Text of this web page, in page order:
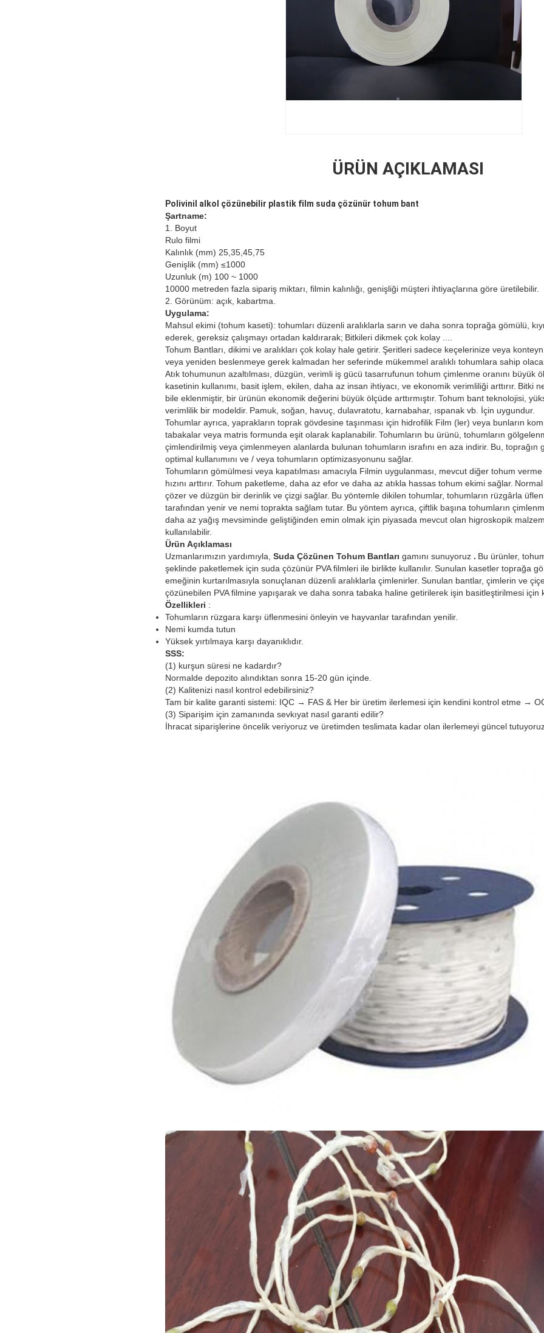
ÜRÜN AÇIKLAMASI
Polivinil alkol çözünebilir plastik film suda çözünür tohum bant
Şartname:
1. Boyut
Rulo filmi
Kalınlık (mm) 25,35,45,75
Genişlik (mm) ≤1000
Uzunluk (m) 100 ~ 1000
10000 metreden fazla sipariş miktarı, filmin kalınlığı, genişliği müşteri ihtiyaçlarına göre üretilebilir.
2. Görünüm: açık, kabartma.
Uygulama:
Mahsul ekimi (tohum kaseti): tohumları düzenli aralıklarla sarın ve daha sonra toprağa gömülü,
ederek, gereksiz çalışmayı ortadan kaldırarak; Bitkileri dikmek çok kolay ....
Tohum Bantları, dikimi ve aralıkları çok kolay hale getirir. Şeritleri sadece keçelerinize veya
veya yeniden beslenmeye gerek kalmadan her seferinde mükemmel aralıklı tohumlara sahip
Atık tohumunun azaltılması, düzgün, verimli iş gücü tasarrufunun tohum çimlenme oranını büyük
kasetinin kullanımı, basit işlem, ekilen, daha az insan ihtiyacı, ve ekonomik verimliliği arttırır. Bitki
bile eklenmiştir, bir ürünün ekonomik değerini büyük ölçüde arttırmıştır. Tohum bant teknolojisi,
verimlilik bir modeldir. Pamuk, soğan, havuç, dulavratotu, karnabahar, ıspanak vb. İçin uygundur.
Tohumlar ayrıca, yaprakların toprak gövdesine taşınması için hidrofilik Film (ler) veya bunların
tabakalar veya matris formunda eşit olarak kaplanabilir. Tohumların bu ürünü, tohumların
çimlendirilmiş veya çimlenmeyen alanlarda bulunan tohumların israfını en aza indirir. Bu, toprağın
optimal kullanımını ve / veya tohumların optimizasyonunu sağlar.
Tohumların gömülmesi veya kapatılması amacıyla Filmin uygulanması, mevcut diğer tohum
hızını arttırır. Tohum paketleme, daha az efor ve daha az atıkla hassas tohum ekimi sağlar.
çözer ve düzgün bir derinlik ve çizgi sağlar. Bu yöntemle dikilen tohumlar, tohumların rüzgârla
tarafından yenir ve nemi toprakta sağlam tutar. Bu yöntem ayrıca, çiftlik başına tohumların
daha az yağış mevsiminde geliştiğinden emin olmak için piyasada mevcut olan higroskopik
kullanılabilir.
Ürün Açıklaması
Uzmanlarımızın yardımıyla, Suda Çözünen Tohum Bantları gamını sunuyoruz . Bu ürünler,
şeklinde paketlemek için suda çözünür PVA filmleri ile birlikte kullanılır. Sunulan kasetler toprağa
emeğinin kurtarılmasıyla sonuçlanan düzenli aralıklarla çimlenirler. Sunulan bantlar, çimlerin ve
çözünebilen PVA filmine yapışarak ve daha sonra tabaka haline getirilerek işin basitleştirilmesi için
Özellikleri :
Tohumların rüzgara karşı üflenmesini önleyin ve hayvanlar tarafından yenilir.
Nemi kumda tutun
Yüksek yırtılmaya karşı dayanıklıdır.
SSS:
(1) kurşun süresi ne kadardır?
Normalde depozito alındıktan sonra 15-20 gün içinde.
(2) Kalitenizi nasıl kontrol edebilirsiniz?
Tam bir kalite garanti sistemi: IQC → FAS & Her bir üretim ilerlemesi için kendini kontrol etme →
(3) Siparişim için zamanında sevkıyat nasıl garanti edilir?
İhracat siparişlerine öncelik veriyoruz ve üretimden teslimata kadar olan ilerlemeyi güncel